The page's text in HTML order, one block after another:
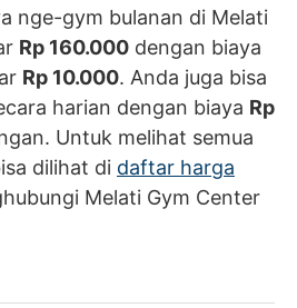
nge-gym bulanan di Melati
Rp 160.000 dengan biaya
Rp 10.000. Anda juga bisa
harian dengan biaya Rp
Untuk melihat semua
dilihat di daftar harga
Melati Gym Center